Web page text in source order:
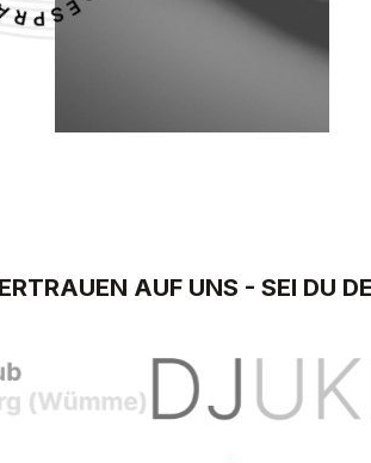
T
G
E
S
AUF UNS - SEI DU